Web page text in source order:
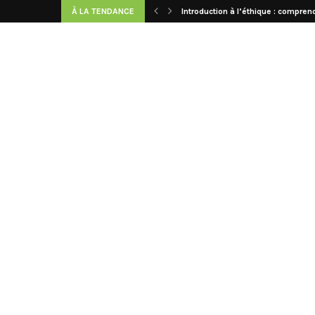
À LA TENDANCE Introduction à l’éthique :